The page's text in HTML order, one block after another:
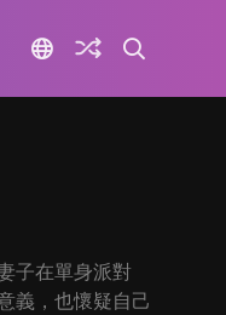
子在單身派對
義，也懷疑自己